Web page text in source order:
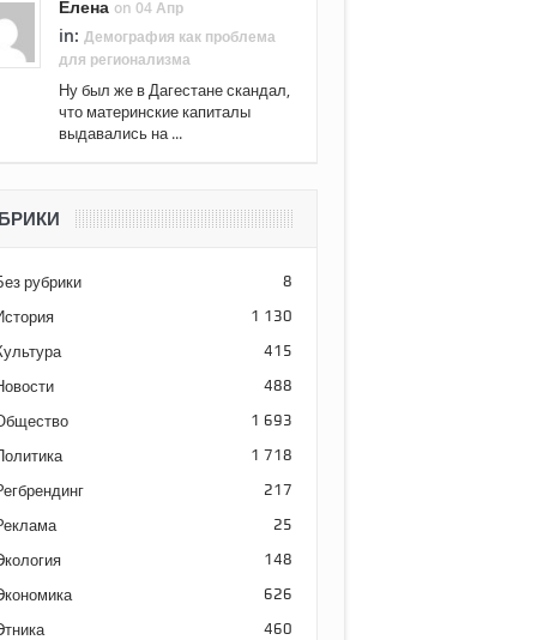
Елена on 04 Апр
in: Демография как проблема
для регионализма
Ну был же в Дагестане скандал,
что материнские капиталы
выдавались на ...
рубрики 8
1 130
415
488
1 693
1 718
217
25
148
626
460